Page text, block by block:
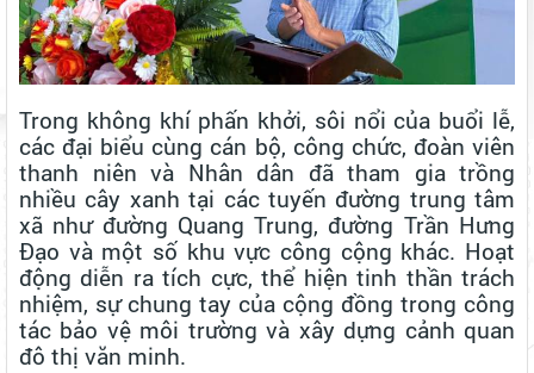
Trong không khí phấn khởi, sôi nổi của buổi lễ,
các đại biểu cùng cán bộ, công chức, đoàn viên
thanh niên và Nhân dân đã tham gia trồng
nhiều cây xanh tại các tuyến đường trung tâm
xã như đường Quang Trung, đường Trần Hưng
Đạo và một số khu vực công cộng khác. Hoạt
động diễn ra tích cực, thể hiện tinh thần trách
nhiệm, sự chung tay của cộng đồng trong công
tác bảo vệ môi trường và xây dựng cảnh quan
đô thị văn minh.